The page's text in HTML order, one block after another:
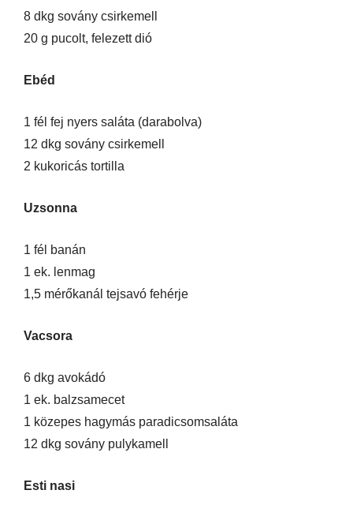
8 dkg sovány csirkemell
20 g pucolt, felezett dió
Ebéd
1 fél fej nyers saláta (darabolva)
12 dkg sovány csirkemell
2 kukoricás tortilla
Uzsonna
1 fél banán
1 ek. lenmag
1,5 mérőkanál tejsavó fehérje
Vacsora
6 dkg avokádó
1 ek. balzsamecet
1 közepes hagymás paradicsomsaláta
12 dkg sovány pulykamell
Esti nasi